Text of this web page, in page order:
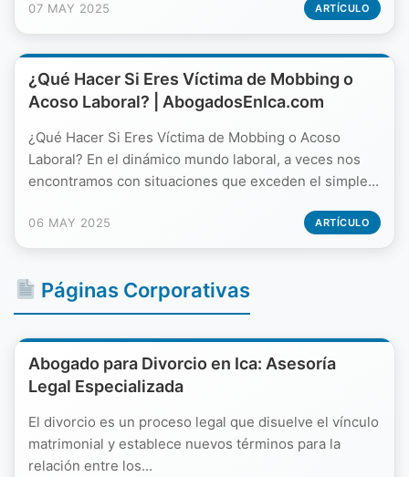
07 MAY 2025 ARTÍCULO
¿Qué Hacer Si Eres Víctima de Mobbing o
Acoso Laboral? | AbogadosEnIca.com
¿Qué Hacer Si Eres Víctima de Mobbing o Acoso
Laboral? En el dinámico mundo laboral, a veces nos
encontramos con situaciones que exceden el simple...
06 MAY 2025 ARTÍCULO
Páginas Corporativas
Abogado para Divorcio en Ica: Asesoría
Legal Especializada
El divorcio es un proceso legal que disuelve el vínculo
matrimonial y establece nuevos términos para la
relación entre los...